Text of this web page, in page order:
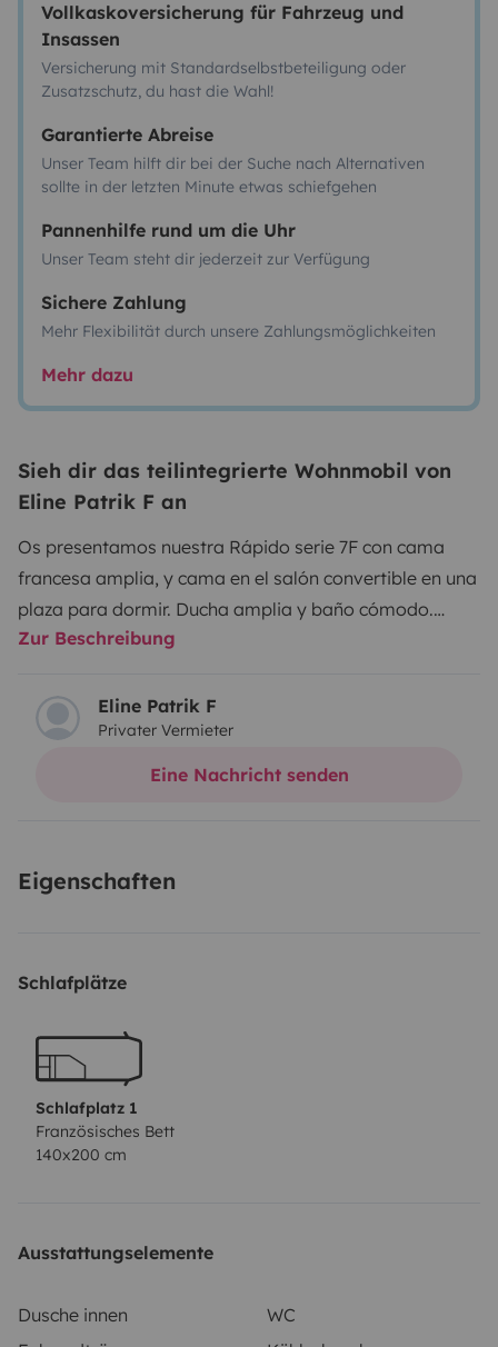
Vollkaskoversicherung für Fahrzeug und
Insassen
Versicherung mit Standardselbstbeteiligung oder
Zusatzschutz, du hast die Wahl!
Garantierte Abreise
Unser Team hilft dir bei der Suche nach Alternativen
sollte in der letzten Minute etwas schiefgehen
Pannenhilfe rund um die Uhr
Unser Team steht dir jederzeit zur Verfügung
Sichere Zahlung
Mehr Flexibilität durch unsere Zahlungsmöglichkeiten
Mehr dazu
Sieh dir das teilintegrierte Wohnmobil von
Eline Patrik F an
Os presentamos nuestra Rápido serie 7F con cama
francesa amplia, y cama en el salón convertible en una
plaza para dormir. Ducha amplia y baño cómodo.
Cocina bien equipada con todo el menaje necesario
detalle encontrarás en tu futuro alquiler, como lo
indispensable para realizar comidas: Aceite, sal,
pimienta, servilletas… así como juegos de sábanas y
Encontrarás todo lo necesario para que tu viaje sea
Zur Beschreibung
Eline Patrik F
Privater Vermieter
Eine Nachricht senden
Eigenschaften
Schlafplätze
Schlafplatz 1
Französisches Bett
140x200 cm
Ausstattungselemente
Dusche innen
WC